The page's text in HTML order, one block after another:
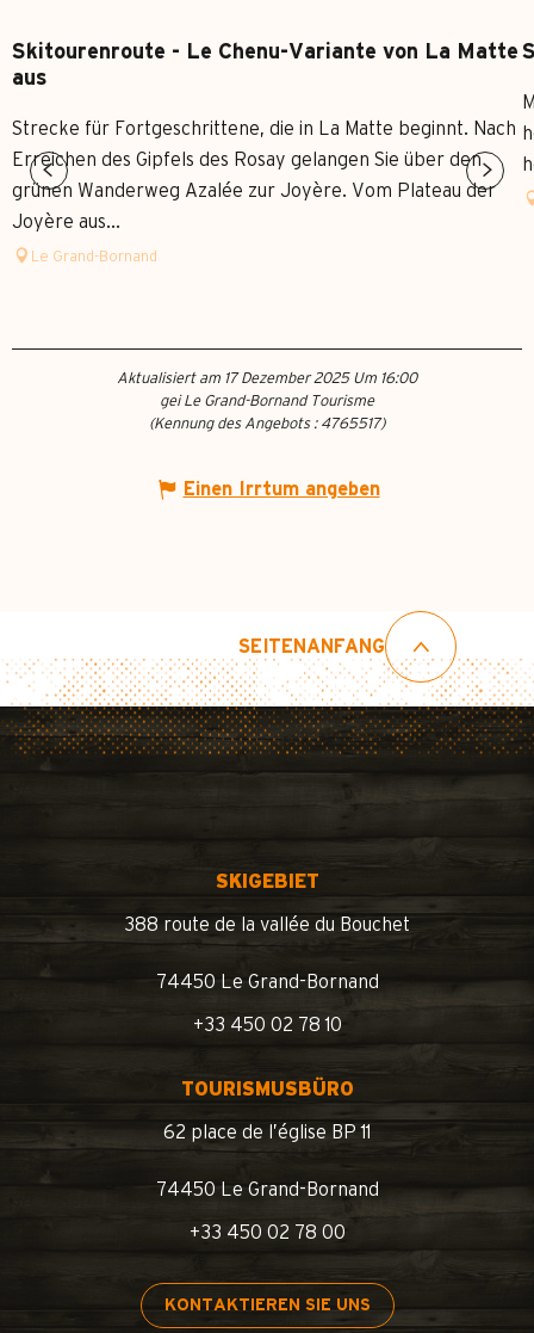
Skitourenroute - Le Chenu-Variante von La Matte
aus
Strecke für Fortgeschrittene, die in La Matte beginnt. Nach
Erreichen des Gipfels des Rosay gelangen Sie über den
grünen Wanderweg Azalée zur Joyère. Vom Plateau der
Joyère aus...
Le Grand-Bornand
Aktualisiert am 17 Dezember 2025 Um 16:00
gei Le Grand-Bornand Tourisme
(Kennung des Angebots : 4765517)
Einen Irrtum angeben
SEITENANFANG
SKIGEBIET
388 route de la vallée du Bouchet
74450 Le Grand-Bornand
+33 450 02 78 10
TOURISMUSBÜRO
62 place de l’église BP 11
74450 Le Grand-Bornand
+33 450 02 78 00
KONTAKTIEREN SIE UNS